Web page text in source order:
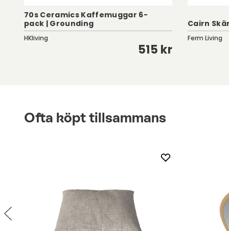
70s Ceramics Kaffemuggar 6-
pack | Grounding
HKliving
515 kr
Cairn
Ferm Living
Ofta köpt tillsammans